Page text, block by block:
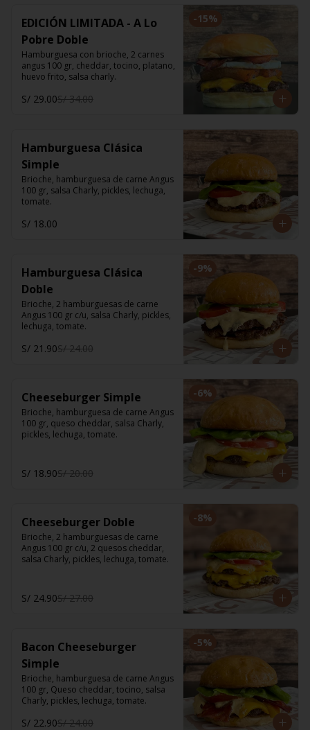
-15%
EDICIÓN LIMITADA - A Lo
Pobre Doble
Hamburguesa con brioche, 2 carnes
angus 100 gr, cheddar, tocino, platano,
huevo frito, salsa charly.
S/ 29.00S/ 34.00
Hamburguesa Clásica
Simple
Brioche, hamburguesa de carne Angus
100 gr, salsa Charly, pickles, lechuga,
tomate.
S/ 18.00
-9%
Hamburguesa Clásica
Doble
Brioche, 2 hamburguesas de carne
Angus 100 gr c/u, salsa Charly, pickles,
lechuga, tomate.
S/ 21.90S/ 24.00
-6%
Cheeseburger Simple
Brioche, hamburguesa de carne Angus
100 gr, queso cheddar, salsa Charly,
pickles, lechuga, tomate.
S/ 18.90S/ 20.00
-8%
Cheeseburger Doble
Brioche, 2 hamburguesas de carne
Angus 100 gr c/u, 2 quesos cheddar,
salsa Charly, pickles, lechuga, tomate.
S/ 24.90S/ 27.00
-5%
Bacon Cheeseburger
Simple
Brioche, hamburguesa de carne Angus
100 gr, Queso cheddar, tocino, salsa
Charly, pickles, lechuga, tomate.
S/ 22.90S/ 24.00